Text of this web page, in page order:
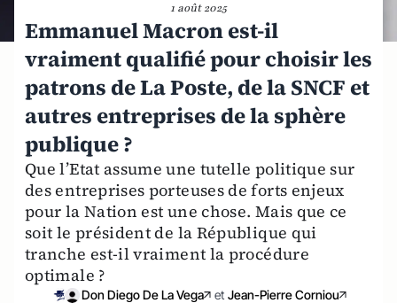
1 août 2025
Emmanuel Macron est-il
vraiment qualifié pour choisir les
patrons de La Poste, de la SNCF et
autres entreprises de la sphère
publique ?
Que l’Etat assume une tutelle politique sur
des entreprises porteuses de forts enjeux
pour la Nation est une chose. Mais que ce
soit le président de la République qui
tranche est-il vraiment la procédure
optimale ?
Don Diego De La Vega et Jean-Pierre Corniou